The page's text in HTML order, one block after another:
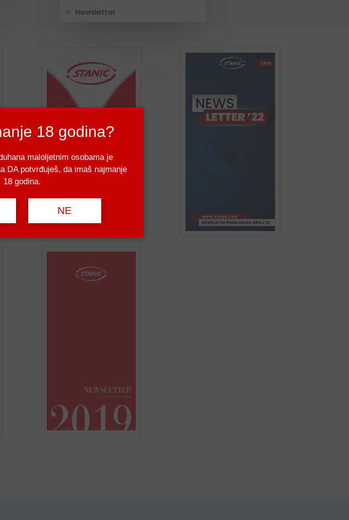
Newsletter
18 godina?
maloljetnim osobama je
DA potvrđuješ, da imaš najmanje
18 godina.
NE